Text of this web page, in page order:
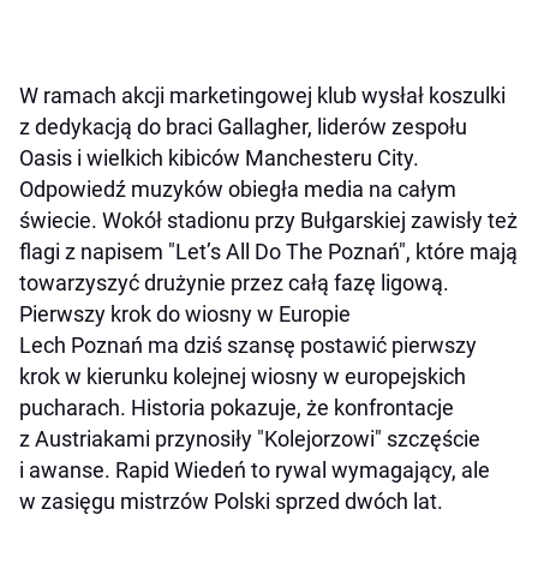
W ramach akcji marketingowej klub wysłał koszulki
z dedykacją do braci Gallagher, liderów zespołu
Oasis i wielkich kibiców Manchesteru City.
Odpowiedź muzyków obiegła media na całym
świecie. Wokół stadionu przy Bułgarskiej zawisły też
flagi z napisem "Let’s All Do The Poznań", które mają
towarzyszyć drużynie przez całą fazę ligową.
Pierwszy krok do wiosny w Europie
Lech Poznań ma dziś szansę postawić pierwszy
krok w kierunku kolejnej wiosny w europejskich
pucharach. Historia pokazuje, że konfrontacje
z Austriakami przynosiły "Kolejorzowi" szczęście
i awanse. Rapid Wiedeń to rywal wymagający, ale
w zasięgu mistrzów Polski sprzed dwóch lat.